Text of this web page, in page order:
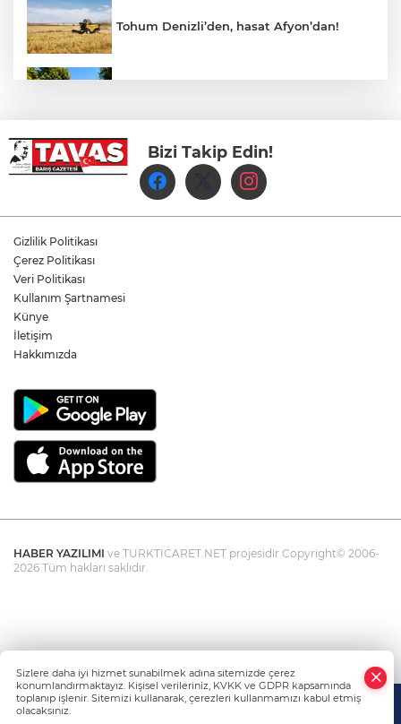
Tohum Denizli’den, hasat Afyon’dan!
Yukatel Denizli Basket’in Süper Lig
Serüveni Aliağa’da Başlıyor
Çameli’de Festival Coşkusu Yatırımların
Bizi Takip Edin!
Gizlilik Politikası
Çerez Politikası
Veri Politikası
Kullanım Şartnamesi
Künye
İletişim
Hakkımızda
HABER YAZILIMI ve TURKTICARET.NET projesidir Copyright© 2006-
2026 Tüm hakları saklıdır.
Sizlere daha iyi hizmet sunabilmek adına sitemizde çerez
konumlandırmaktayız. Kişisel verileriniz, KVKK ve GDPR kapsamında
toplanıp işlenir. Sitemizi kullanarak, çerezleri kullanmamızı kabul etmiş
olacaksınız.